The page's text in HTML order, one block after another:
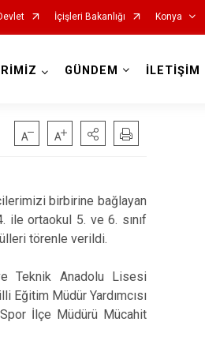
İçişleri Bakanlığı Konya
Doğanhisar
Emirgazi
Ereğli
Güneysınır
Hadim
GÜNDEM İLETİŞİM
birbirine bağlayan
ile ortaokul 5. ve 6. sınıf
törenle verildi.
Teknik Anadolu Lisesi
Eğitim Müdür Yardımcısı
İlçe Müdürü Mücahit